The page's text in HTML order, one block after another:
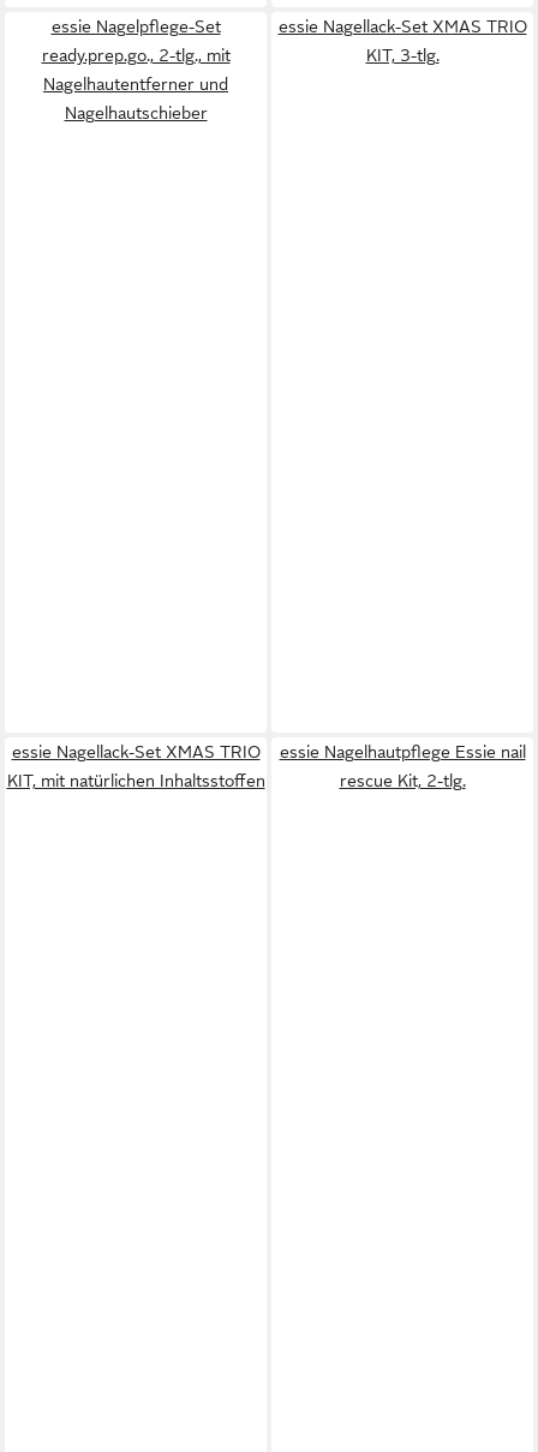
essie Nagelpflege-Set
ready.prep.go., 2-tlg., mit
Nagelhautentferner und
Nagelhautschieber
essie Nagellack-Set XMAS TRIO
KIT, 3-tlg.
essie Nagellack-Set XMAS TRIO
KIT, mit natürlichen Inhaltsstoffen
essie Nagelhautpflege Essie nail
rescue Kit, 2-tlg.